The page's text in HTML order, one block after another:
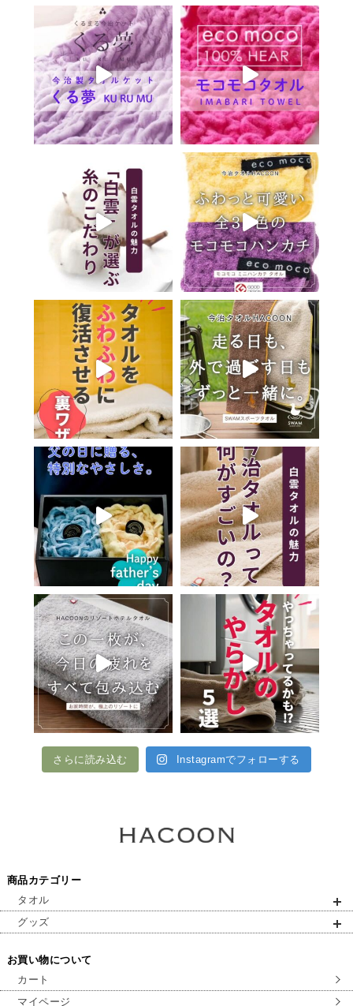
さらに読み込む Instagramでフォローする
商品カテゴリー
タオル
グッズ
お買い物について
カート
マイページ